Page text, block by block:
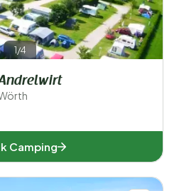
1/4
Camping